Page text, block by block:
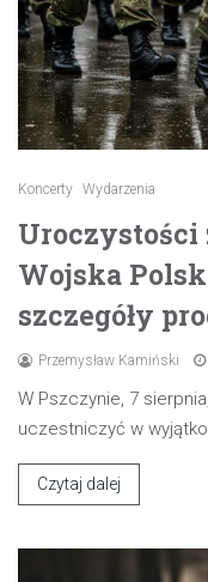
Koncerty Wydarzenia
Uroczystości
Wojska
szczegóły
Przemysław Kamiński
W Pszczynie, 7
uczestniczyć w
Czytaj dalej